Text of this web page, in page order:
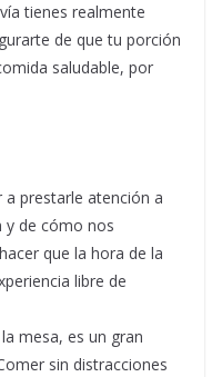
tienes realmente
de que tu porción
saludable, por
a prestarle atención a
y de cómo nos
que la hora de la
libre de
mesa, es un gran
sin distracciones